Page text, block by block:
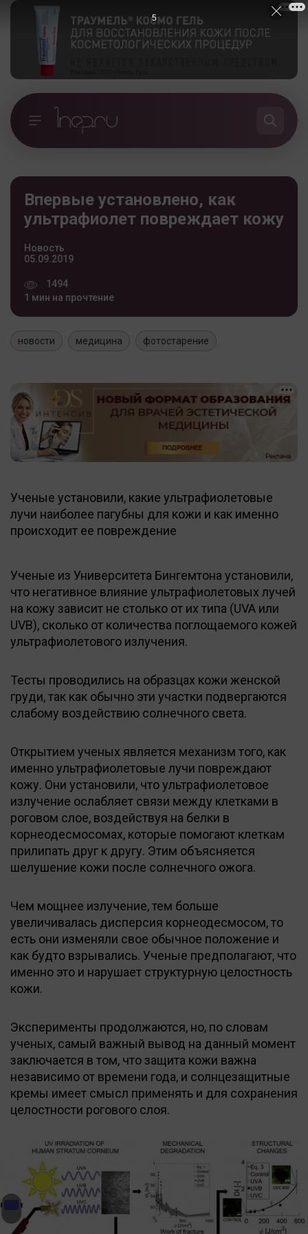
Впервые установлено, как
ультрафиолет повреждает кожу
Новость
05.09.2019
1494
1 мин на прочтение
новости медицина фотостарение
Ученые установили, какие ультрафиолетовые
лучи наиболее пагубны для кожи и как именно
происходит ее повреждение
Ученые из Университета Бингемтона установили,
что негативное влияние ультрафиолетовых лучей
на кожу зависит не столько от их типа (UVA или
UVB), сколько от количества поглощаемого кожей
ультрафиолетового излучения.
Тесты проводились на образцах кожи женской
груди, так как обычно эти участки подвергаются
слабому воздействию солнечного света.
Открытием ученых является механизм того, как
именно ультрафиолетовые лучи повреждают
кожу. Они установили, что ультрафиолетовое
излучение ослабляет связи между клетками в
роговом слое, воздействуя на белки в
корнеодесмосомах, которые помогают клеткам
прилипать друг к другу. Этим объясняется
шелушение кожи после солнечного ожога.
Чем мощнее излучение, тем больше
увеличивалась дисперсия корнеодесмосом, то
есть они изменяли свое обычное положение и
как будто взрывались. Ученые предполагают, что
именно это и нарушает структурную целостность
кожи.
Эксперименты продолжаются, но, по словам
ученых, самый важный вывод на данный момент
заключается в том, что защита кожи важна
независимо от времени года, и солнцезащитные
кремы имеет смысл применять и для сохранения
целостности рогового слоя.
5